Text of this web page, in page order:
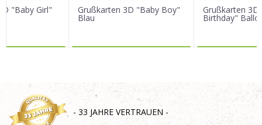
"Baby Girl" Grußkarten 3D "Baby Boy"
Blau
Grußkarten 3D
Birthday"
- 33 JAHRE VERTRAUEN -